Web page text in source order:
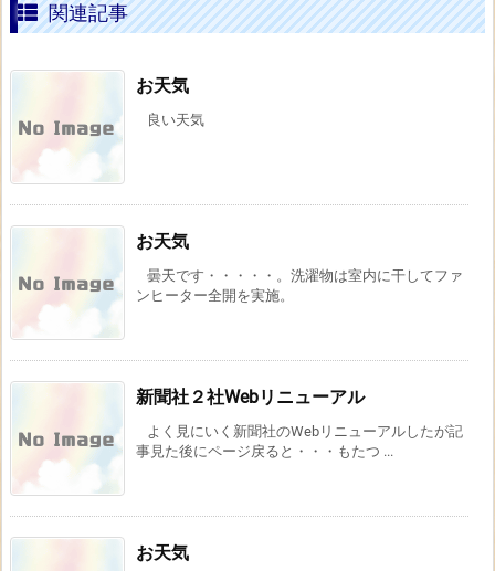
関連記事
お天気
良い天気
お天気
曇天です・・・・・。洗濯物は室内に干してファ
ンヒーター全開を実施。
新聞社２社Webリニューアル
よく見にいく新聞社のWebリニューアルしたが記
事見た後にページ戻ると・・・もたつ ...
お天気